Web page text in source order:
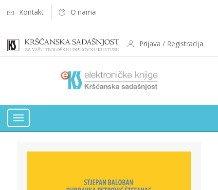
Kontakt O nama
Prijava / Registracija
Toggle